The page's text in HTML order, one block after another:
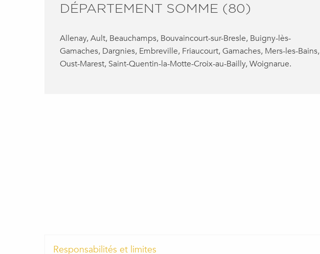
DÉPARTEMENT SOMME (80)
Allenay, Ault, Beauchamps, Bouvaincourt-sur-Bresle, Buigny-lès-
Gamaches, Dargnies, Embreville, Friaucourt, Gamaches, Mers-les-Bains,
Oust-Marest, Saint-Quentin-la-Motte-Croix-au-Bailly, Woignarue.
Responsabilités et limites